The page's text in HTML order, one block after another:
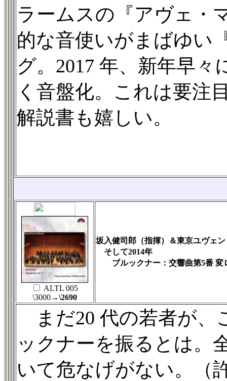
ラームスの『アヴェ・
的な音使いがまばゆい
グ。2017 年、新年早
く音盤化。これは要注
解説書も嬉しい。
ALTL 005
\3000→\2690
坂入健司郎（指揮）＆東京ユヴェ
そして2014年
ブルックナー：交響曲第5番 変
まだ20 代の若者が、
ックナーを振るとは。
いて危なげがない。（